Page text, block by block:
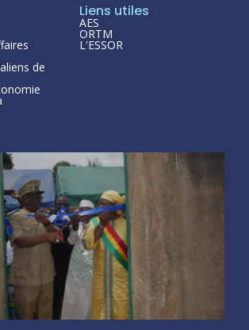
de
Liens utiles
AES
ORTM
L'ESSOR